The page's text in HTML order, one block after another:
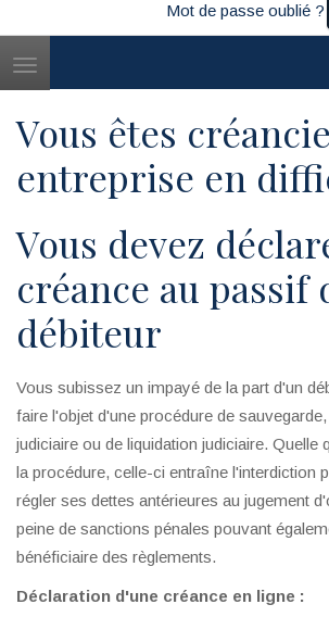
Mot de passe oublié ?
Toggle
Vous êtes
entreprise en
Vous devez
créance au passif
débiteur
Vous subissez un impayé de la part d'un
faire l'objet d'une procédure de
judiciaire ou de liquidation judiciaire. Quelle
la procédure, celle-ci entraîne l'interdiction
régler ses dettes antérieures au jugement
peine de sanctions pénales pouvant
bénéficiaire des règlements.
Déclaration d'une créance en ligne :